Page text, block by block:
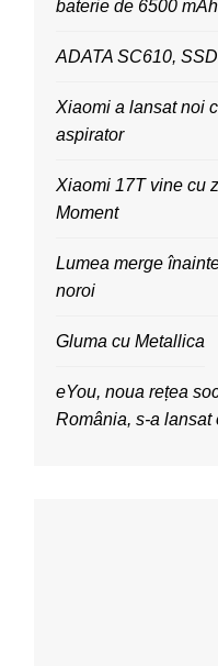
baterie de 6500 mAh
ADATA SC610,
Xiaomi a lansat noi
aspirator
Xiaomi 17T vine cu
Moment
Lumea merge
noroi
Gluma cu Metallica
eYou, noua rețea
România, s-a lansat